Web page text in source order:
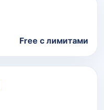
Free с лимитами